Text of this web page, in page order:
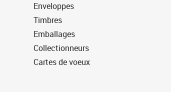
Enveloppes
Timbres
Emballages
Collectionneurs
Cartes de voeux